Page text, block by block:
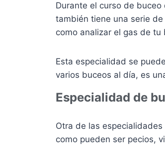
Durante el curso de
también tiene una serie
como analizar el gas de
Esta especialidad se
varios buceos al día, es
Especialidad de
Otra de las
como pueden ser pecios,